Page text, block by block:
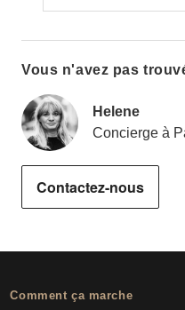
Vous n'avez pas
Helene
Concierge à
Contactez-nous
Comment ça marche